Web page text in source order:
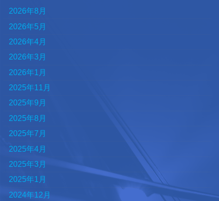
2026年8月
2026年5月
2026年4月
2026年3月
2026年1月
2025年11月
2025年9月
2025年8月
2025年7月
2025年4月
2025年3月
2025年1月
2024年12月